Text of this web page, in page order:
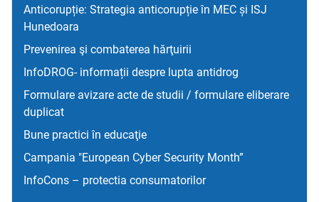
Anticorupție: Strategia anticorupție în MEC și ISJ
Hunedoara
Prevenirea şi combaterea hărţuirii
InfoDROG- informații despre lupta antidrog
Formulare avizare acte de studii / formulare eliberare
duplicat
Bune practici în educaţie
Campania "European Cyber Security Month”
InfoCons – protectia consumatorilor